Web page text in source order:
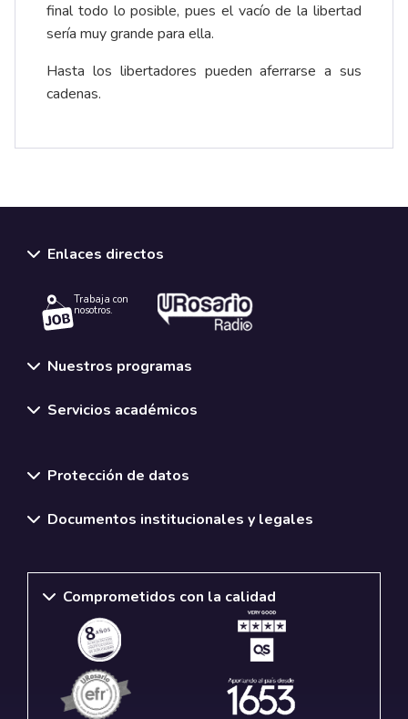
final todo lo posible, pues el vacío de la libertad
sería muy grande para ella.
Hasta los libertadores pueden aferrarse a sus
cadenas.
Enlaces directos
Trabaja con
nosotros.
Nuestros programas
Servicios académicos
Protección de datos
Documentos institucionales y legales
Comprometidos con la calidad